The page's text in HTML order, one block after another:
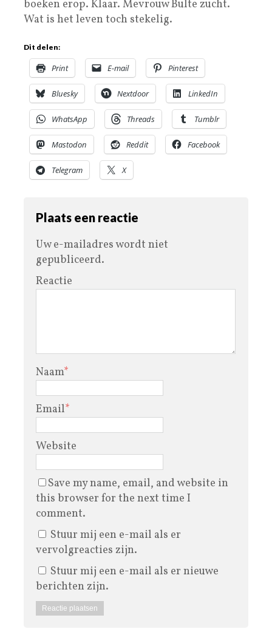
boeken erop. Klaar. Mevrouw Bulte zucht.
Wat is het leven toch stekelig.
Dit delen:
Print E-mail Pinterest
Bluesky Nextdoor LinkedIn
WhatsApp Threads Tumblr
Mastodon Reddit Facebook
Telegram X
Plaats een reactie
Uw e-mailadres wordt niet
gepubliceerd.
Reactie
Naam*
Email*
Website
Save my name, email, and website in
this browser for the next time I
comment.
Stuur mij een e-mail als er
vervolgreacties zijn.
Stuur mij een e-mail als er nieuwe
berichten zijn.